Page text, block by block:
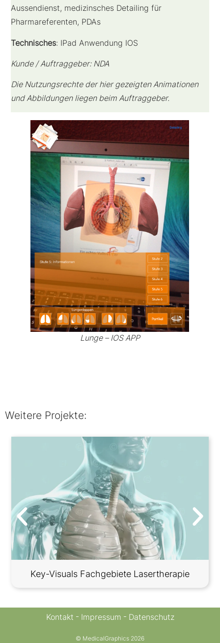
Aussendienst, medizinsches Detailing für
Pharmareferenten, PDAs
Technisches: IPad Anwendung IOS
Kunde / Auftraggeber: NDA
Die Nutzungsrechte der hier gezeigten Animationen
und Abbildungen liegen beim Auftraggeber.
Lunge – IOS APP
Weitere Projekte:
Key-Visuals Fachgebiete Lasertherapie
Kontakt Impressum Datenschutz
© MedicalGraphics 2026